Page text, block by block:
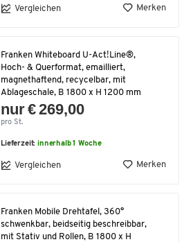
Vergleichen Merken
Franken Whiteboard U-Act!Line®,
Hoch- & Querformat, emailliert,
magnethaftend, recycelbar, mit
Ablageschale, B 1800 x H 1200 mm
nur € 269,00
pro St.
Lieferzeit:innerhalb 1 Woche
Vergleichen Merken
Franken Mobile Drehtafel, 360°
schwenkbar, beidseitig beschreibbar,
mit Stativ und Rollen, B 1800 x H